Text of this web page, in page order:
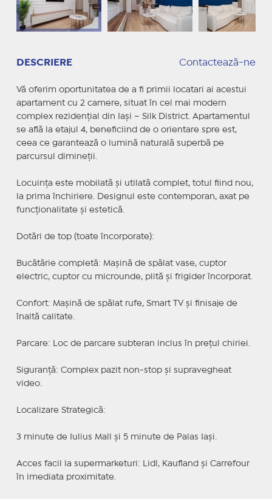
DESCRIERE Contactează-ne
Vă oferim oportunitatea de a fi primii locatari ai acestui
apartament cu 2 camere, situat în cel mai modern
complex rezidențial din Iași – Silk District. Apartamentul
se află la etajul 4, beneficiind de o orientare spre est,
ceea ce garantează o lumină naturală superbă pe
parcursul dimineții.
Locuința este mobilată și utilată complet, totul fiind nou,
la prima închiriere. Designul este contemporan, axat pe
funcționalitate și estetică.
Dotări de top (toate încorporate):
Bucătărie completă: Mașină de spălat vase, cuptor
electric, cuptor cu microunde, plită și frigider încorporat.
Confort: Mașină de spălat rufe, Smart TV și finisaje de
înaltă calitate.
Parcare: Loc de parcare subteran inclus în prețul chiriei.
Siguranță: Complex pazit non-stop și supravegheat
video.
Localizare Strategică:
3 minute de Iulius Mall și 5 minute de Palas Iași.
Acces facil la supermarketuri: Lidl, Kaufland și Carrefour
în imediata proximitate.